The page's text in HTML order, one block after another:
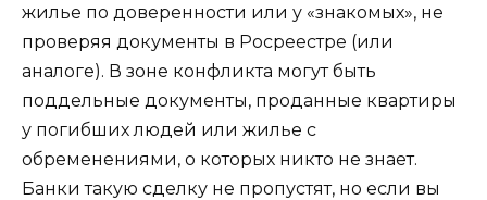
жилье по доверенности или у «знакомых», не
проверяя документы в Росреестре (или
аналоге). В зоне конфликта могут быть
поддельные документы, проданные квартиры
у погибших людей или жилье с
обременениями, о которых никто не знает.
Банки такую сделку не пропустят, но если вы